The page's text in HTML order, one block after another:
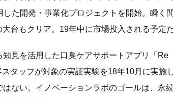
た開発・事業化プロジェクトを開始。瞬く
台もクリア。19年中に市場投入される予定だ
見を活用した口臭ケアサポートアプリ「Re
タッフが対象の実証実験を18年10月に実施し
ない。イノベーションラボのゴールは、永